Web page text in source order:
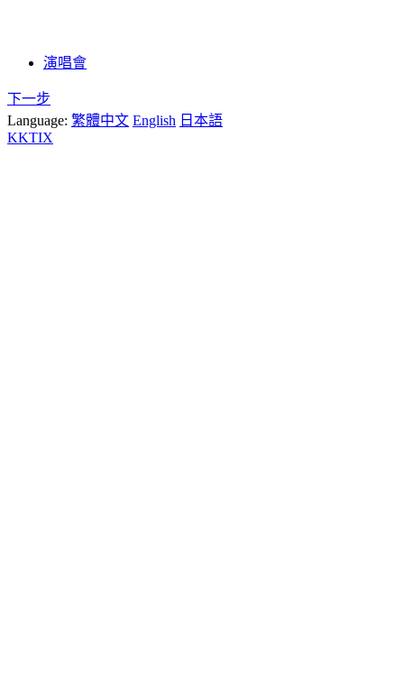
演唱會
下一步
Language: 繁體中文 English 日本語
KKTIX